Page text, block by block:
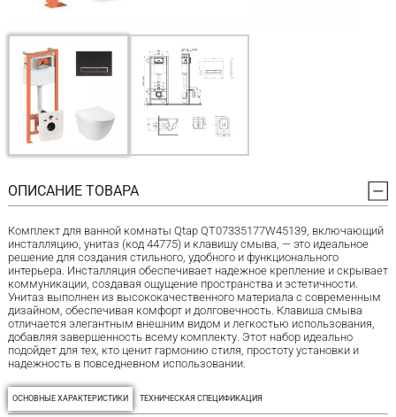
ОПИСАНИЕ ТОВАРА
Комплект для ванной комнаты Qtap QT07335177W45139, включающий
инсталляцию, унитаз (код 44775) и клавишу смыва, — это идеальное
решение для создания стильного, удобного и функционального
интерьера. Инсталляция обеспечивает надежное крепление и скрывает
коммуникации, создавая ощущение пространства и эстетичности.
Унитаз выполнен из высококачественного материала с современным
дизайном, обеспечивая комфорт и долговечность. Клавиша смыва
отличается элегантным внешним видом и легкостью использования,
добавляя завершенность всему комплекту. Этот набор идеально
подойдет для тех, кто ценит гармонию стиля, простоту установки и
надежность в повседневном использовании.
ОСНОВНЫЕ ХАРАКТЕРИСТИКИ ТЕХНИЧЕСКАЯ СПЕЦИФИКАЦИЯ